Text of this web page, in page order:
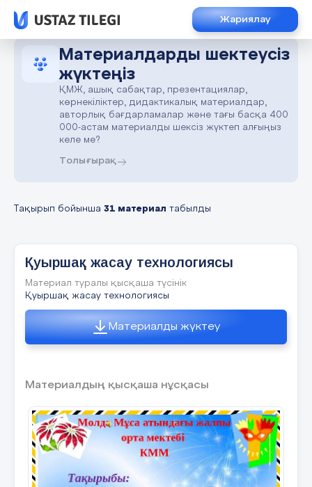
Жариялау
Материалдарды шектеусіз
жүктеңіз
ҚМЖ, ашық сабақтар, презентациялар,
көрнекіліктер, дидактикалық материалдар,
авторлық бағдарламалар және тағы басқа 400
000-астам материалды шексіз жүктеп алғыңыз
келе ме?
Толығырақ
Тақырып бойынша 31 материал табылды
Қуыршақ жасау технологиясы
Материал туралы қысқаша түсінік
Қуыршақ жасау технологиясы
Материалды жүктеу
Материалдың қысқаша нұсқасы